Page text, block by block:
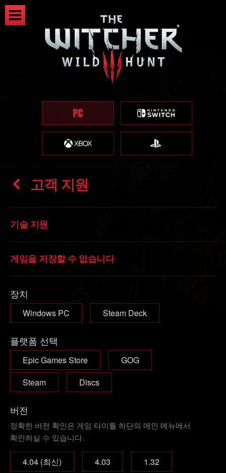
고객 지원
기술 지원
게임을 저장할 수 없습니다
장치
Windows PC Steam Deck
플랫폼 선택
Epic Games Store
GOG
Steam
Discs
버전
정확한 버전 확인은 게임 타이틀 하단의 메인 메뉴에서
확인하실 수 있습니다.
4.04 (최신) 4.03
1.32